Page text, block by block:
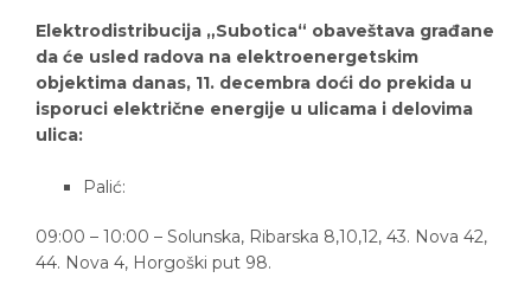
Elektrodistribucija „Subotica“ obaveštava građane
da će usled radova na elektroenergetskim
objektima danas, 11. decembra doći do prekida u
isporuci električne energije u ulicama i delovima
ulica:
Palić:
09:00 – 10:00 – Solunska, Ribarska 8,10,12, 43. Nova 42,
44. Nova 4, Horgoški put 98.